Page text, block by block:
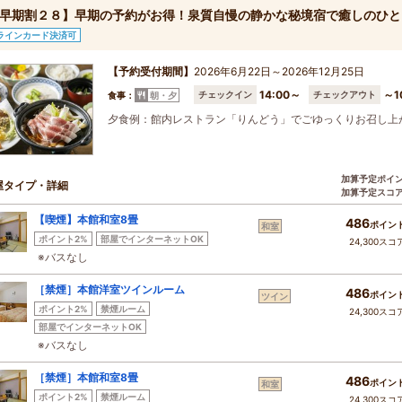
期割２８】早期の予約がお得！泉質自慢の静かな秘境宿で癒しのひ
インカード決済可
【予約受付期間】 2026年6月22日～2026年12月25日
食事： 朝・夕 チェックイン 14:00～ チェックアウト
～
夕食例：館内レストラン「りんどう」でごゆっくりお召し
タイプ・詳細
加算予定ポイ
加算予定スコ
【喫煙】本館和室8畳
ポイント2% 部屋でインターネットOK
※バスなし
和室 486ポイン
24,300スコ
［禁煙］本館洋室ツインルーム
ポイント2%
禁煙ルーム
部屋でインターネットOK
※バスなし
ツイン 486ポイン
24,300スコ
［禁煙］本館和室8畳
ポイント2% 禁煙ルーム
和室 486ポイン
24,300スコ